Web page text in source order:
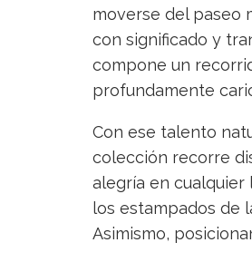
moverse del paseo
con significado y
compone un
profundamente
Con ese talento
colección recorre
alegría en cualquier
los estampados de
Asimismo,